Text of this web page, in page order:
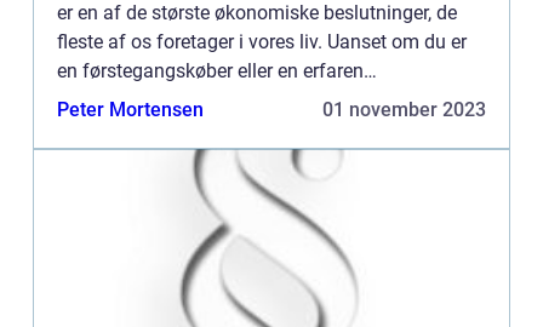
er en af de største økonomiske beslutninger, de
fleste af os foretager i vores liv. Uanset om du er
en førstegangskøber eller en erfaren
ejendomsinvestor, kan boligkøbsprocessen være
Peter Mortensen 01 november 2023